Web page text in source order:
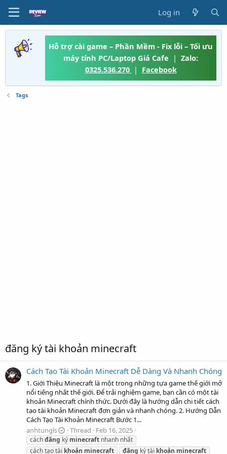
Log in
Hỗ trợ cài game – Phần Mềm - Fix lỗi – Tối ưu
máy tính PC/Laptop Giá Cafe | Zalo:
0325.536.270 | Facebook
Tags
đăng ký tài khoản minecraft
Cách Tạo Tài Khoản Minecraft Dễ Dàng Và Nhanh Chóng
1. Giới Thiệu Minecraft là một trong những tựa game thế giới mở
nổi tiếng nhất thế giới. Để trải nghiệm game, bạn cần có một tài
khoản Minecraft chính thức. Dưới đây là hướng dẫn chi tiết cách
tạo tài khoản Minecraft đơn giản và nhanh chóng. 2. Hướng Dẫn
Cách Tạo Tài Khoản Minecraft Bước 1...
anhtungls
Thread Feb 16, 2025
cáchđăng ký minecraft nhanh nhất
cách tạo tài khoản minecraft đăng ký tài khoản minecraft